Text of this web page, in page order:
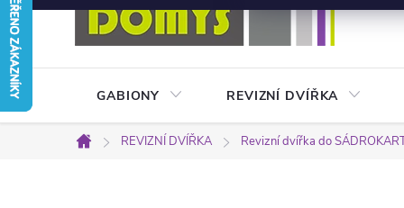
GABIONY REVIZNÍ DVÍŘKA
Domů
REVIZNÍ DVÍŘKA Revizní dvířka do